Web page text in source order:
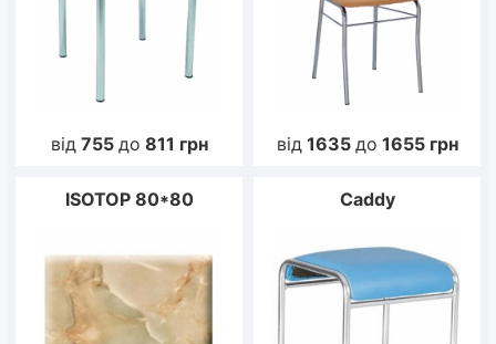
від 755 до 811 грн від 1635 до 1655 грн
ISOTOP 80*80 Caddy